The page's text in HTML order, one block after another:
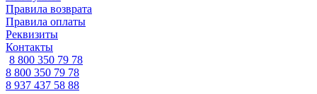
Правила возврата
Правила оплаты
Реквизиты
Контакты
8 800 350 79 78
8 800 350 79 78
8 937 437 58 88